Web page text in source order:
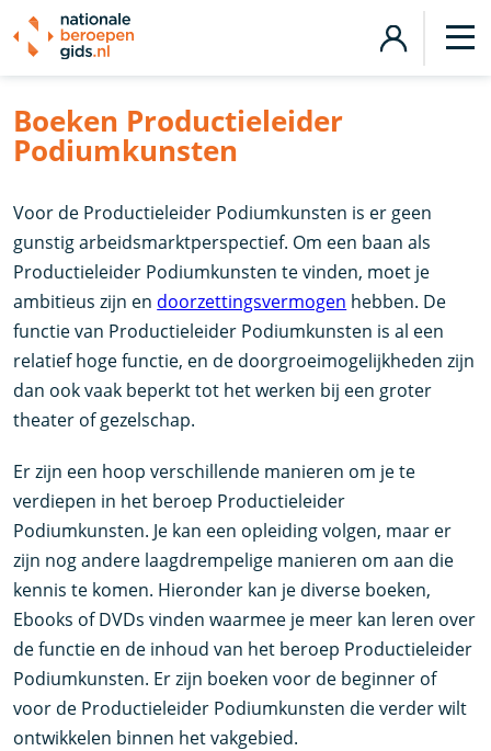
Boeken Productieleider
Podiumkunsten
Voor de Productieleider Podiumkunsten is er geen
gunstig arbeidsmarktperspectief. Om een baan als
Productieleider Podiumkunsten te vinden, moet je
ambitieus zijn en doorzettingsvermogen hebben. De
functie van Productieleider Podiumkunsten is al een
relatief hoge functie, en de doorgroeimogelijkheden zijn
dan ook vaak beperkt tot het werken bij een groter
theater of gezelschap.
Er zijn een hoop verschillende manieren om je te
verdiepen in het beroep Productieleider
Podiumkunsten. Je kan een opleiding volgen, maar er
zijn nog andere laagdrempelige manieren om aan die
kennis te komen. Hieronder kan je diverse boeken,
Ebooks of DVDs vinden waarmee je meer kan leren over
de functie en de inhoud van het beroep Productieleider
Podiumkunsten. Er zijn boeken voor de beginner of
voor de Productieleider Podiumkunsten die verder wilt
ontwikkelen binnen het vakgebied.